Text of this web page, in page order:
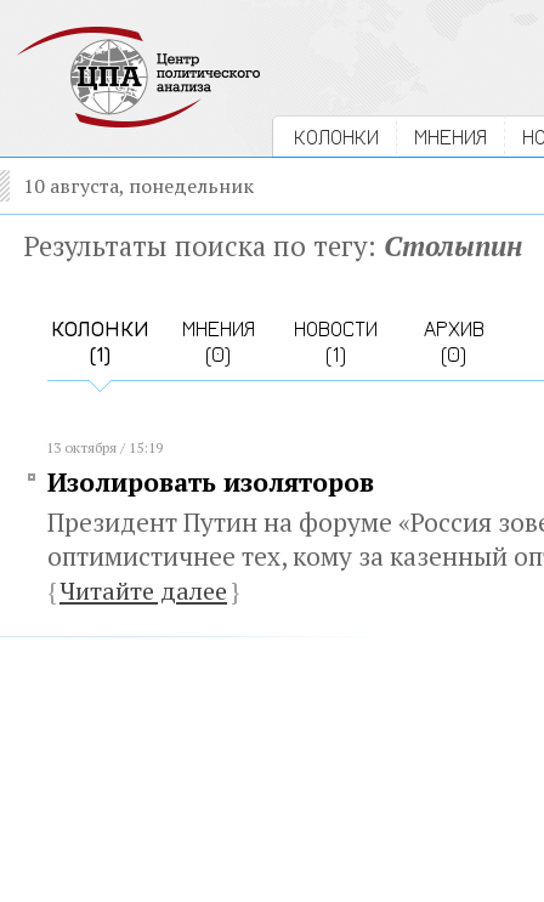
КОЛОНКИ МНЕНИЯ
10 августа, понедельник
Результаты поиска по тегу: Столыпин
КОЛОНКИ
(1)
МНЕНИЯ
(0)
НОВОСТИ
(1)
АРХИВ
(0)
13 октября / 15:19
Изолировать изоляторов
Президент Путин на форуме «Россия
оптимистичнее тех, кому за казенный
{Читайте далее}